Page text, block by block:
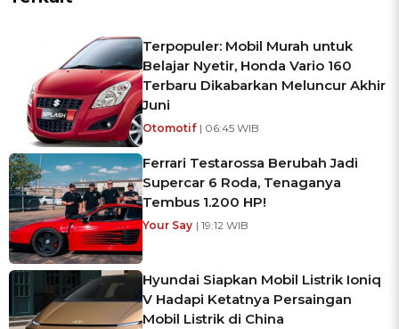
Terpopuler: Mobil Murah untuk
Belajar Nyetir, Honda Vario 160
Terbaru Dikabarkan Meluncur Akhir
Juni
Otomotif | 06:45 WIB
Ferrari Testarossa Berubah Jadi
Supercar 6 Roda, Tenaganya
Tembus 1.200 HP!
Your Say | 19:12 WIB
Hyundai Siapkan Mobil Listrik Ioniq
V Hadapi Ketatnya Persaingan
Mobil Listrik di China